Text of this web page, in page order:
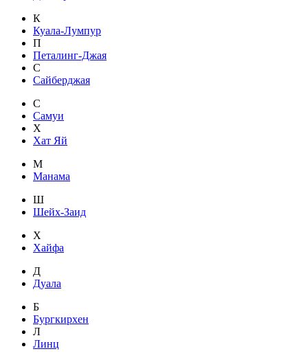
К
Куала-Лумпур
П
Петалинг-Джая
С
Сайберджая
С
Самуи
Х
Хат Яй
М
Манама
Ш
Шейх-Заид
Х
Хайфа
Д
Дуала
Б
Бургкирхен
Л
Линц